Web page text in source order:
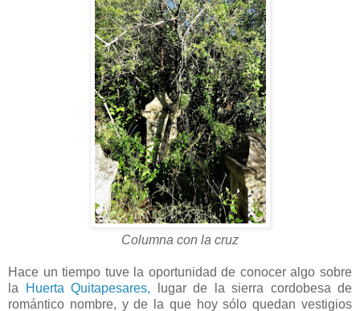
Columna con la cruz
Hace un tiempo tuve la oportunidad de conocer algo sobre
la
Huerta Quitapesares,
lugar de la sierra cordobesa de
romántico nombre, y de la que hoy sólo quedan vestigios